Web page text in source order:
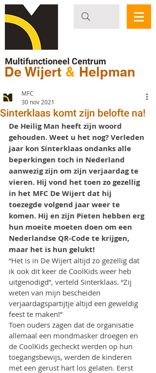
Multifunctioneel Centrum
De Wijert & Helpman
Sinterklaas komt zijn belofte na!
MFC
30 nov 2021
De Heilig Man heeft zijn woord
gehouden. Weet u het nog? Verleden
jaar kon Sinterklaas ondanks alle
beperkingen toch in Nederland
aanwezig zijn om zijn verjaardag te
vieren. Hij vond het toen zo gezellig
in het MFC De Wijert dat hij
toezegde volgend jaar weer te
komen. Hij en zijn Pieten hebben erg
hun moeite moeten doen om een
Nederlandse QR-Code te krijgen,
maar het is hun gelukt!
“Het is in De Wijert altijd zo gezellig dat
ik ook dit keer de CoolKids weer heb
uitgenodigd”, verteld Sinterklaas. “Zij
weten van mijn bescheiden
verjaardagspartijtje altijd een geweldig
feest te maken!”
Toen ouders zagen dat de organisatie
allemaal een mondmasker droegen en
de CoolKids gecheckt werden op hun
toegangsbewijs, werden de kinderen
met een gerust hart los gelaten. Eerst